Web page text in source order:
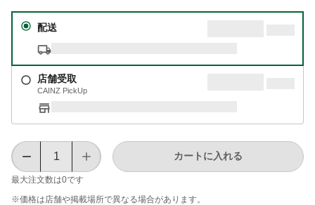
配送
店舗受取
CAINZ PickUp
最大注文数は0です
カートに入れる
※価格は​店舗や​掲載場所で​異なる​場合が​あります。